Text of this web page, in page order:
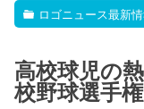
ロゴニュース最新情
高校球児の
校野球選手